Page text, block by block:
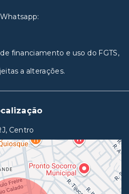
financiamento e uso do FGTS,
a alterações.
Centro